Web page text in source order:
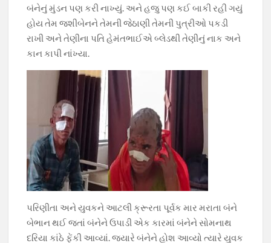
બંનેનું મુંડન પણ કરી નાખ્યું. અને હજુ પણ કઈ બાકી રહી ગયું
હોય તેમ જશીબેનને તેમની જેઠાણી તેમની પુત્રીઓ પકડી
રાખી અને તેણીના પતિ હેમંતભાઈએ બ્લેડથી તેણીનું નાક અને
કાન કાપી નાંખ્યા.
પરિણીતા અને યુવકને આટલી ક્રૂરતા પૂર્વક માર મરાતા બંને
બેભાન થઈ જતાં બંનેને ઉપાડી એક કારમાં બંનેને સોમનાથ
દરિયા કાંઠે ફેંકી આવ્યાં. જ્યારે બંનેને હોશ આવ્યો ત્યારે યુવક